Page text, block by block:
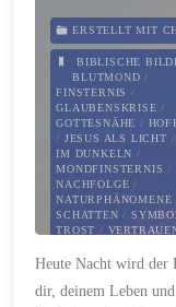
ERSTELLT MIT
BIBLISCHE
BLUTMOND /
FINSTERNIS /
GLAUBENSKRISE /
GOTTESNÄHE /
/ JESUS ALS LICHT
IM DUNKELN /
MONDFINSTERNIS /
NACHFOLGE /
NATURPHÄNOMENE
SCHATTEN /
TROST /
Heute Nacht wird der
dir, deinem Leben